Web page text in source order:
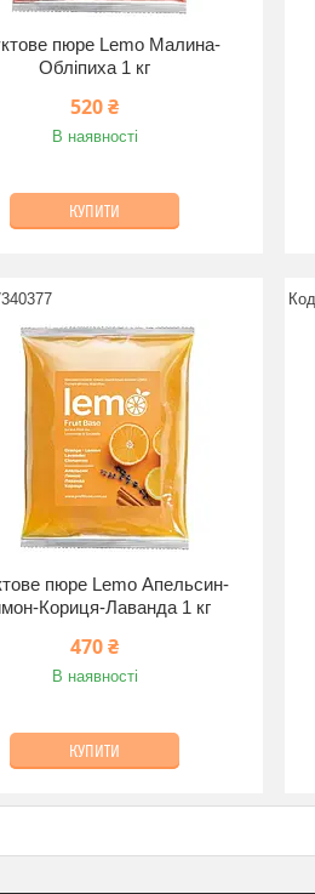
пюре Lemo Малина-
Обліпиха 1 кг
520 ₴
В наявності
КУПИТИ
пюре Lemo Апельсин-
Кориця-Лаванда 1 кг
470 ₴
В наявності
КУПИТИ